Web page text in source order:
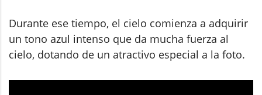
Durante ese tiempo, el cielo comienza a adquirir
un tono azul intenso que da mucha fuerza al
cielo, dotando de un atractivo especial a la foto.